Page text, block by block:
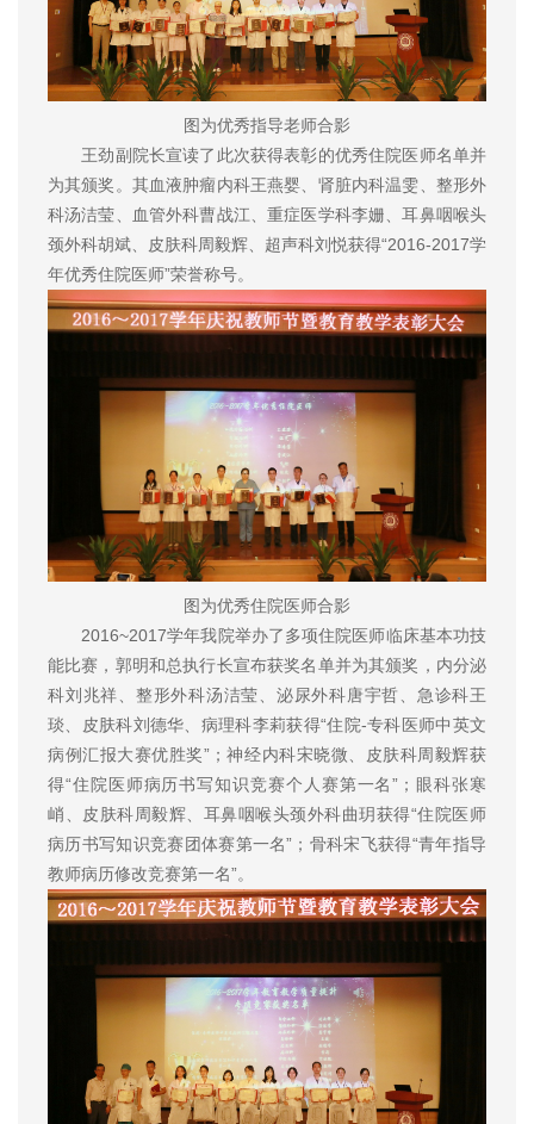
图为优秀指导老师合影
王劲副院长宣读了此次获得表彰的优秀住院医师名单并
为其颁奖。其血液肿瘤内科王燕婴、肾脏内科温雯、整形外
科汤洁莹、血管外科曹战江、重症医学科李姗、耳鼻咽喉头
颈外科胡斌、皮肤科周毅辉、超声科刘悦获得“2016-2017学
年优秀住院医师”荣誉称号。
图为优秀住院医师合影
2016~2017学年我院举办了多项住院医师临床基本功技
能比赛，郭明和总执行长宣布获奖名单并为其颁奖，内分泌
科刘兆祥、整形外科汤洁莹、泌尿外科唐宇哲、急诊科王
琰、皮肤科刘德华、病理科李莉获得“住院-专科医师中英文
病例汇报大赛优胜奖”；神经内科宋晓微、皮肤科周毅辉获
得“住院医师病历书写知识竞赛个人赛第一名”；眼科张寒
峭、皮肤科周毅辉、耳鼻咽喉头颈外科曲玥获得“住院医师
病历书写知识竞赛团体赛第一名”；骨科宋飞获得“青年指导
教师病历修改竞赛第一名”。